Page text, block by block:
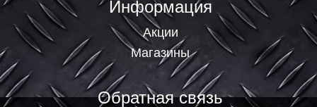
Информация
Акции
Магазины
Обратная связь